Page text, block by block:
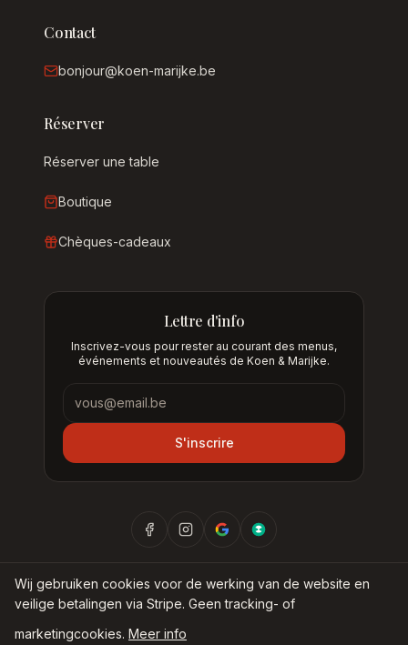
Contact
bonjour@koen-marijke.be
Réserver
Réserver une table
Boutique
Chèques-cadeaux
Lettre d'info
Inscrivez-vous pour rester au courant des menus,
événements et nouveautés de Koen & Marijke.
Lettre d'info
S'inscrire
©2026Nieuw Museum BV —Bij Koen & Marijke
Politique de confidentialité
Wij gebruiken cookies voor de werking van de website en
veilige betalingen via Stripe. Geen tracking- of
marketingcookies. Meer info